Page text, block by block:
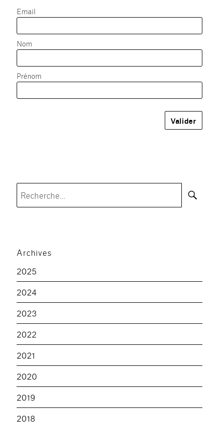
Email
Nom
Prénom
pour :
Archives
2025
2024
2023
2022
2021
2020
2019
2018